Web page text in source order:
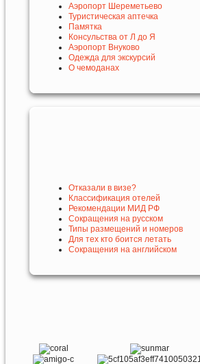
Аэропорт Шереметьево
Туристическая аптечка
Памятка
Консульства от Л до Я
Аэропорт Внуково
Одежда для экскурсий
О чемоданах
Отказали в визе?
Классификация отелей
Рекомендации МИД РФ
Сокращения на русском
Типы размещений и номеров
Для тех кто боится летать
Сокращения на английском